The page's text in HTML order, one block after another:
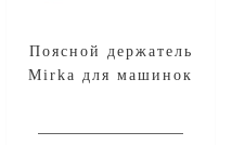
Поясной держатель
Mirka для машинок